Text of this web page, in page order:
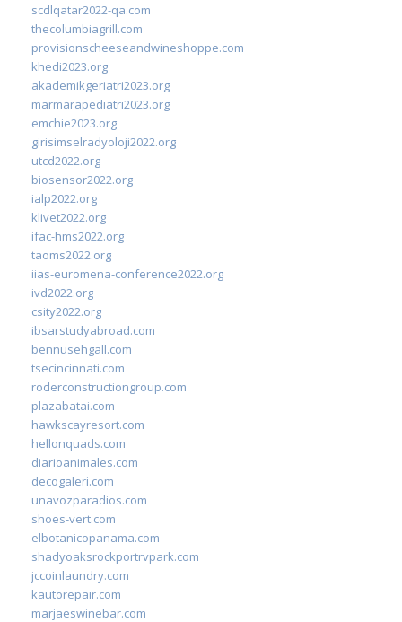
scdlqatar2022-qa.com
thecolumbiagrill.com
provisionscheeseandwineshoppe.com
khedi2023.org
akademikgeriatri2023.org
marmarapediatri2023.org
emchie2023.org
girisimselradyoloji2022.org
utcd2022.org
biosensor2022.org
ialp2022.org
klivet2022.org
ifac-hms2022.org
taoms2022.org
iias-euromena-conference2022.org
ivd2022.org
csity2022.org
ibsarstudyabroad.com
bennusehgall.com
tsecincinnati.com
roderconstructiongroup.com
plazabatai.com
hawkscayresort.com
hellonquads.com
diarioanimales.com
decogaleri.com
unavozparadios.com
shoes-vert.com
elbotanicopanama.com
shadyoaksrockportrvpark.com
jccoinlaundry.com
kautorepair.com
marjaeswinebar.com